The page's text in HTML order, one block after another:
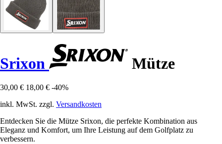
Srixon Mütze
30,00 € 18,00 € -40%
inkl. MwSt. zzgl. Versandkosten
Entdecken Sie die Mütze Srixon, die perfekte Kombination aus
Eleganz und Komfort, um Ihre Leistung auf dem Golfplatz zu
verbessern.